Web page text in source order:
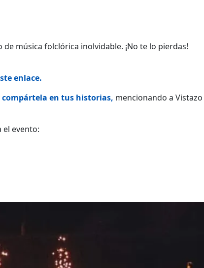
música folclórica inolvidable. ¡No te lo pierdas!
enlace.
compártela en tus historias, mencionando a Vistazo
el evento: